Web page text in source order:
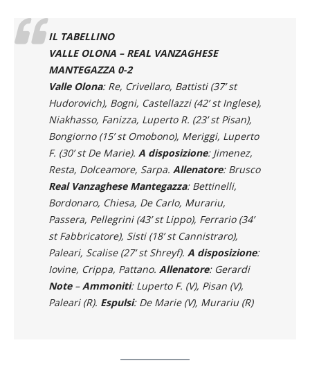
IL TABELLINO
VALLE OLONA – REAL VANZAGHESE
MANTEGAZZA 0-2
Valle Olona: Re, Crivellaro, Battisti (37’ st
Hudorovich), Bogni, Castellazzi (42’ st Inglese),
Niakhasso, Fanizza, Luperto R. (23’ st Pisan),
Bongiorno (15’ st Omobono), Meriggi, Luperto
F. (30’ st De Marie). A disposizione: Jimenez,
Resta, Dolceamore, Sarpa. Allenatore: Brusco
Real Vanzaghese Mantegazza: Bettinelli,
Bordonaro, Chiesa, De Carlo, Murariu,
Passera, Pellegrini (43’ st Lippo), Ferrario (34’
st Fabbricatore), Sisti (18’ st Cannistraro),
Paleari, Scalise (27’ st Shreyf). A disposizione:
Iovine, Crippa, Pattano. Allenatore: Gerardi
Note–Ammoniti: Luperto F. (V), Pisan (V),
Paleari (R). Espulsi: De Marie (V), Murariu (R)